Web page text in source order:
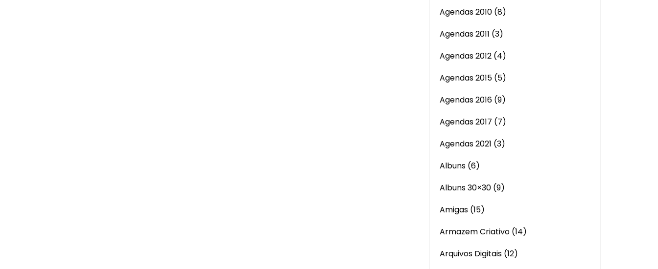
Agendas 2010 (8)
Agendas 2011 (3)
Agendas 2012 (4)
Agendas 2015 (5)
Agendas 2016 (9)
Agendas 2017 (7)
Agendas 2021 (3)
Albuns (6)
Albuns 30×30 (9)
Amigas (15)
Armazem Criativo (14)
Arquivos Digitais (12)